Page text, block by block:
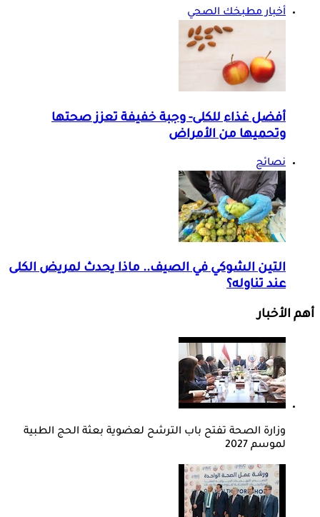
أخبار مطبخك الصحي
أفضل غذاء للكلى- وجبة خفيفة تعزز صحتها
وتحميها من الأمراض
نصائح
التين الشوكي في الصيف.. ماذا يحدث لمريض الكلى
عند تناوله؟
أهم الأخبار
وزارة الصحة تفتح باب الترشح لعضوية بعثة الحج الطبية
لموسم 2027